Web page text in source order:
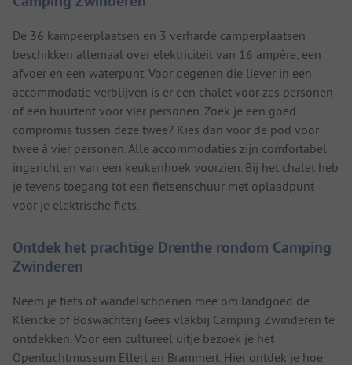
De 36 kampeerplaatsen en 3 verharde camperplaatsen
beschikken allemaal over elektriciteit van 16 ampère, een
afvoer en een waterpunt. Voor degenen die liever in een
accommodatie verblijven is er een chalet voor zes personen
of een huurtent voor vier personen. Zoek je een goed
compromis tussen deze twee? Kies dan voor de pod voor
twee à vier personen. Alle accommodaties zijn comfortabel
ingericht en van een keukenhoek voorzien. Bij het chalet heb
je tevens toegang tot een fietsenschuur met oplaadpunt
voor je elektrische fiets.
Ontdek het prachtige Drenthe rondom Camping
Zwinderen
Neem je fiets of wandelschoenen mee om landgoed de
Klencke of Boswachterij Gees vlakbij Camping Zwinderen te
ontdekken. Voor een cultureel uitje bezoek je het
Openluchtmuseum Ellert en Brammert. Hier ontdek je hoe